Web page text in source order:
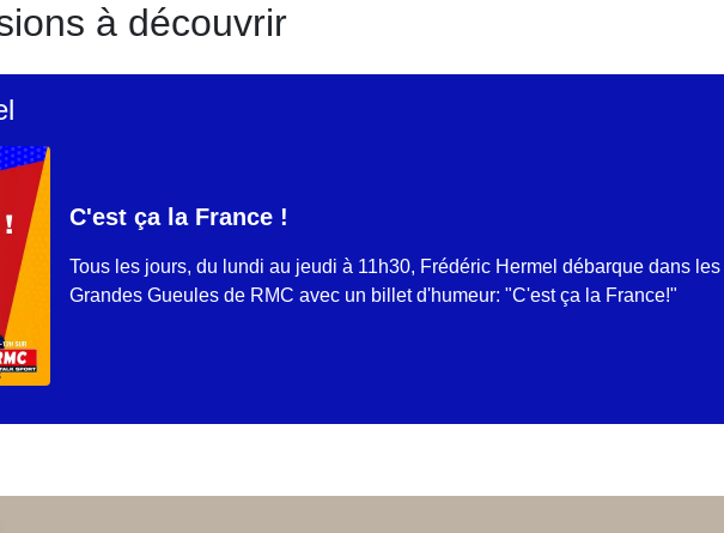
à découvrir
C'est ça la France !
Tous les jours, du lundi au jeudi à 11h30, Frédéric Hermel débarque dans les
Grandes Gueules de RMC avec un billet d'humeur: "C'est ça la France!"